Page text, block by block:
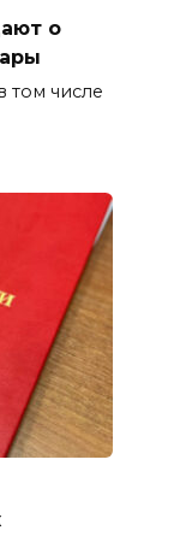
о
том числе